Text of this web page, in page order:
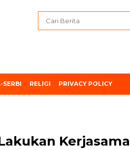
SERBI RELIGI PRIVACY POLICY
Kerjasama